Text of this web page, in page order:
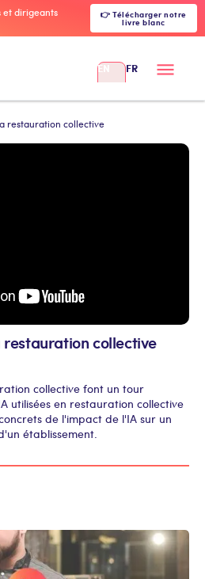
et dirigeants
👉 Télécharger notre
livre blanc
EN FR
restauration collective
restauration collective
collective font un tour
utilisées en restauration collective
de l'impact de l'IA sur un
établissement.